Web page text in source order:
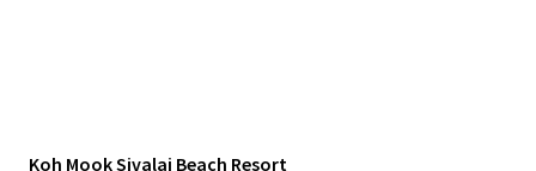
Koh Mook Sivalai Beach Resort